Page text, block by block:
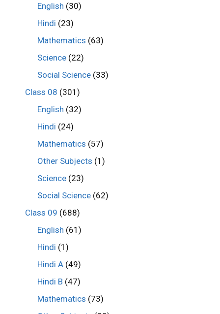
English (30)
Hindi (23)
Mathematics (63)
Science (22)
Social Science (33)
Class 08 (301)
English (32)
Hindi (24)
Mathematics (57)
Other Subjects (1)
Science (23)
Social Science (62)
Class 09 (688)
English (61)
Hindi (1)
Hindi A (49)
Hindi B (47)
Mathematics (73)